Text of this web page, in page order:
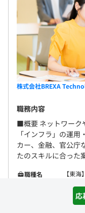
応
株式会社BREXA
職務内容
■概要 ネットワーク
「インフラ」の運
カー、金融、官公庁
たのスキルに合った
職種名
【東
350万